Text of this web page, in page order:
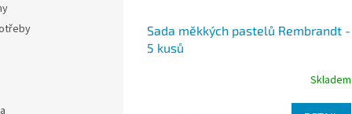
Sada měkkých pastelů Rembrandt -
5 kusů
Skladem